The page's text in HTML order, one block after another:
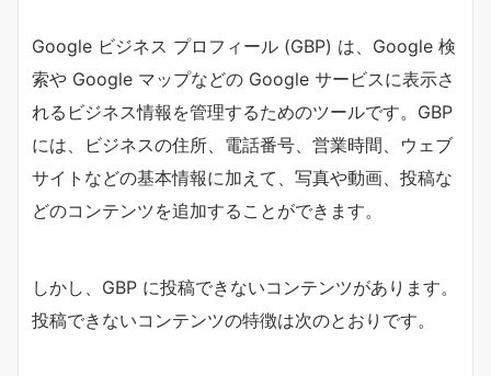
Google ビジネス プロフィール (GBP) は、Google 検
索や Google マップなどの Google サービスに表示さ
れるビジネス情報を管理するためのツールです。GBP
には、ビジネスの住所、電話番号、営業時間、ウェブ
サイトなどの基本情報に加えて、写真や動画、投稿な
どのコンテンツを追加することができます。
しかし、GBP に投稿できないコンテンツがあります。
投稿できないコンテンツの特徴は次のとおりです。